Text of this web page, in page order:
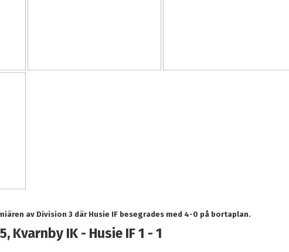
av Division 3 där Husie IF besegrades med 4-0 på bortaplan.
Kvarnby IK - Husie IF 1 - 1